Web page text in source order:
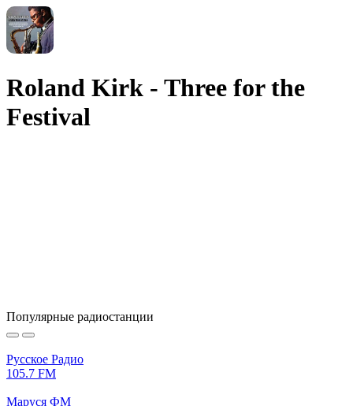
Roland Kirk - Three for the
Festival
Популярные радиостанции
Русское Радио
105.7 FM
Маруся ФМ